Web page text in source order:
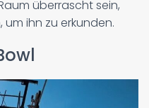
überrascht sein,
ihn zu erkunden.